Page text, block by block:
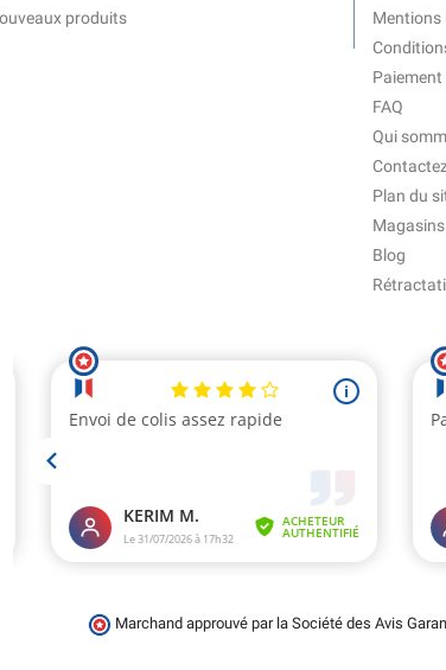
produits
Mentions
FAQ
Qui
Plan du
Magasins
Blog
Marchand approuvé par la Société des Avis